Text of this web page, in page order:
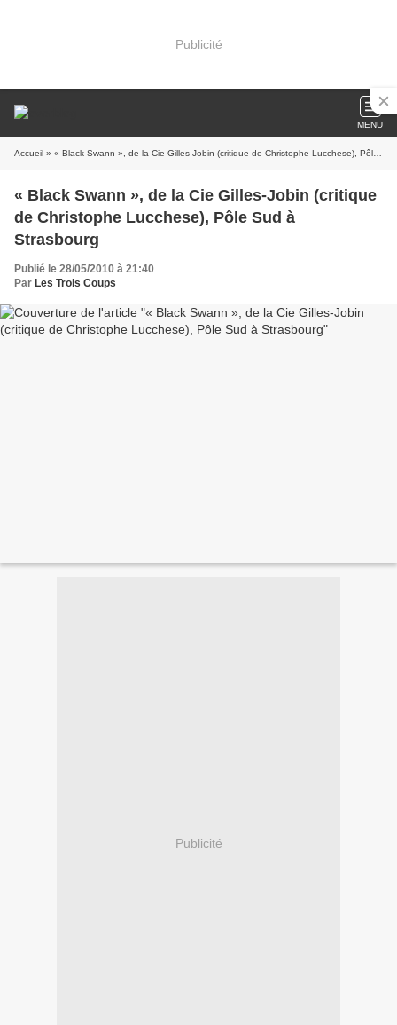
Publicité
MENU
Accueil » « Black Swann », de la Cie Gilles-Jobin (critique de Christophe Lucchese), Pôle Sud à Strasbourg
« Black Swann », de la Cie Gilles-Jobin (critique
de Christophe Lucchese), Pôle Sud à
Strasbourg
Publié le 28/05/2010 à 21:40
Par Les Trois Coups
Publicité